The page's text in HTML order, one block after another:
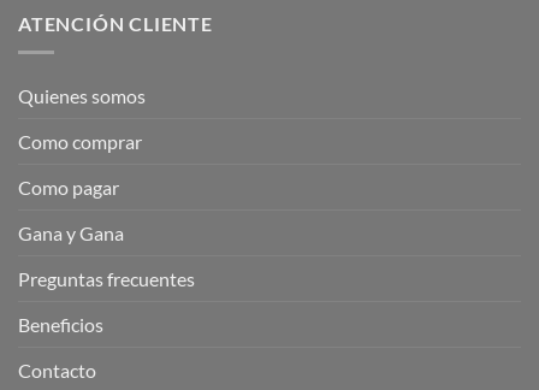
ATENCIÓN CLIENTE
Quienes somos
Como comprar
Como pagar
Gana y Gana
Preguntas frecuentes
Beneficios
Contacto